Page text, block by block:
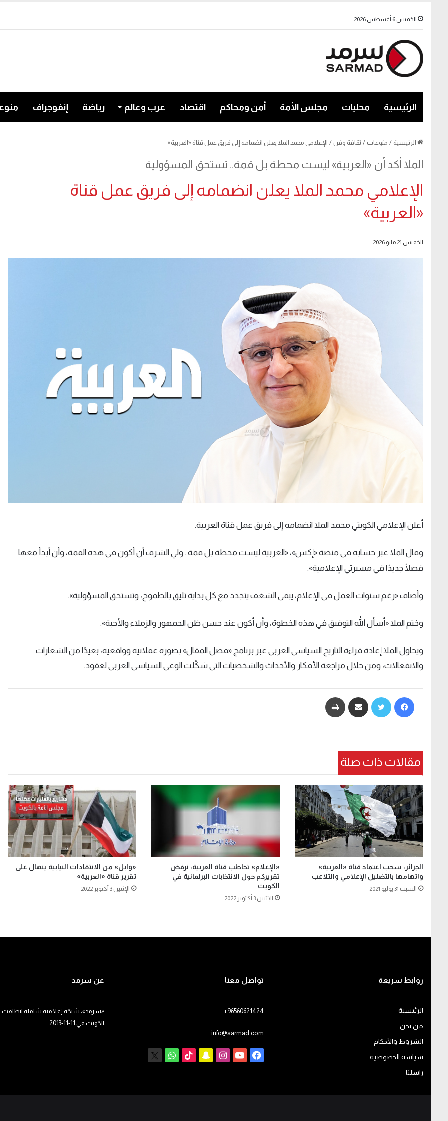
الخميس 6 أغسطس 2026
الرئيسية محليات مجلس الأمة أمن ومحاكم اقتصاد عرب وعالم رياضة إنفوجراف
الرئيسية / منوعات / ثقافة وفن / الإعلامي محمد الملا يعلن انضمامه إلى فريق عمل قناة «العربية»
الإعلامي محمد الملا يعلن انضمامه إلى فريق عمل قناة
«العربية»
الملا أكد أن «العربية» ليست محطة بل قمة.. تستحق المسؤولية
الخميس 21 مايو 2026
أعلن الإعلامي الكويتي محمد الملا انضمامه إلى فريق عمل قناة العربية.
وقال الملا عبر حسابه في منصة «إكس»، «العربية ليست محطة بل قمة.. ولي الشرف أن أكون في هذه القمة، وأن أبدأ معها
فصلًا جديدًا في مسيرتي الإعلامية».
وأضاف «رغم سنوات العمل في الإعلام، يبقى الشغف يتجدد مع كل بداية تليق بالطموح، وتستحق المسؤولية».
وختم الملا «أسأل الله التوفيق في هذه الخطوة، وأن أكون عند حسن ظن الجمهور والزملاء والأحبة».
ويحاول الملا إعادة قراءة التاريخ السياسي العربي عبر برنامج «فصل المقال» بصورة عقلانية وواقعية، بعيدًا من الشعارات
والانفعالات، ومن خلال مراجعة الأفكار والأحداث والشخصيات التي شكّلت الوعي السياسي العربي لعقود.
مقالات ذات صلة
الجزائر: سحب اعتماد قناة «العربية»
واتهامها بالتضليل الإعلامي والتلاعب
السبت 31 يوليو 2021
«الإعلام» تخاطب قناة العربية: نرفض
تقريركم حول الانتخابات البرلمانية في
الكويت
الإثنين 3 أكتوبر 2022
«وابل» من الانتقادات النيابية ينهال على
تقرير قناة «العربية»
الإثنين 3 أكتوبر 2022
روابط سريعة
الرئيسية
من نحن
الشروط والأحكام
سياسة الخصوصية
راسلنا
تواصل معنا
+96560621424
info@sarmad.com
فيسبوك
يوتيوبانستقرام
سناب ‫TikTokواتساب
عن سرمد
«سرمد»، شبكة إعلامية شاملة انطلقت
الكويت في 11-11-2013